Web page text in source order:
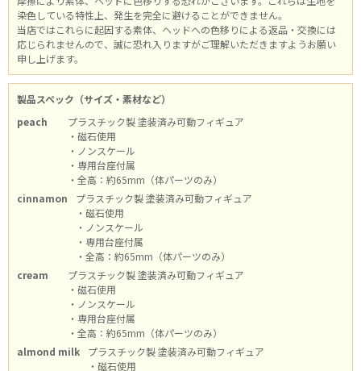
染色している特性上、発生を完全に避けることができません。
当店ではこれらに起因する素体、ヘッドへの色移りによる返品・交換には
応じられませんので、誠に恐れ入りますがご理解いただきますようお願い
申し上げます。
製品スペック（サイズ・素材など）
peach
プラスチック製 塗装済み可動フィギュア
・磁石使用
・ノンスケール
・専用台座付属
・全高：約65mm（体パーツのみ）
cinnamon
プラスチック製 塗装済み可動フィギュア
・磁石使用
・ノンスケール
・専用台座付属
・全高：約65mm（体パーツのみ）
cream
プラスチック製 塗装済み可動フィギュア
・磁石使用
・ノンスケール
・専用台座付属
・全高：約65mm（体パーツのみ）
almond milk
プラスチック製 塗装済み可動フィギュア
・磁石使用